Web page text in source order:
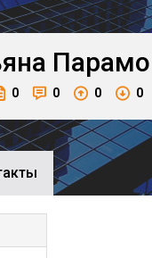
0 0 0 0